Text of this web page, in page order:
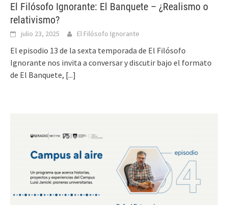
El Filósofo Ignorante: El Banquete – ¿Realismo o
relativismo?
julio 23, 2025 El Filósofo Ignorante
El episodio 13 de la sexta temporada de El Filósofo
Ignorante nos invita a conversar y discutir bajo el formato
de El Banquete, [...]